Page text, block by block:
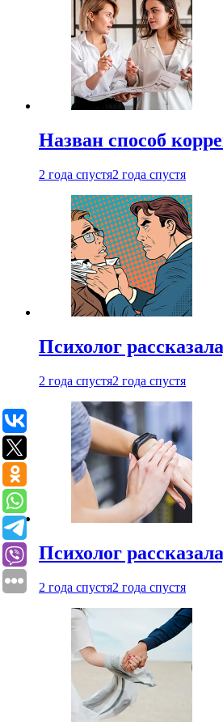
Назван способ
2 года спустя2 года спустя
Психолог
2 года спустя2 года спустя
Психолог
2 года спустя2 года спустя